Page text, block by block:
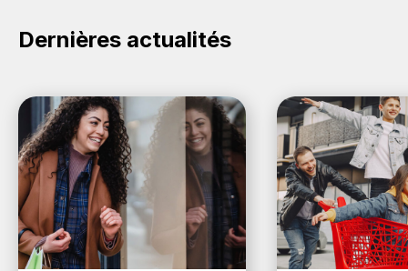
achat sur le site ETNA.
Dernières actualités